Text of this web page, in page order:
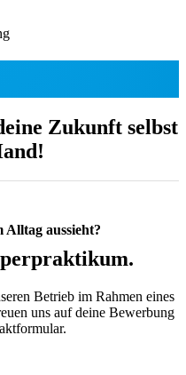
Zukunft selbst
Alltag aussieht?
Betrieb im Rahmen eines
uns auf deine Bewerbung